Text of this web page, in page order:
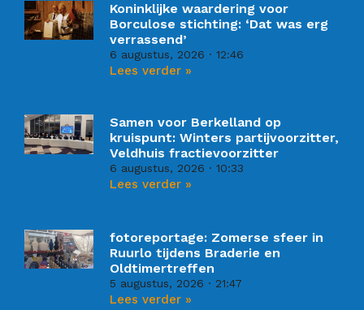
Koninklijke waardering voor
Borculose stichting: ‘Dat was erg
verrassend’
6 augustus, 2026 12:46
Lees verder »
Samen voor Berkelland op
kruispunt: Winters partijvoorzitter,
Veldhuis fractievoorzitter
6 augustus, 2026 10:33
Lees verder »
fotoreportage: Zomerse sfeer in
Ruurlo tijdens Braderie en
Oldtimertreffen
5 augustus, 2026 21:47
Lees verder »